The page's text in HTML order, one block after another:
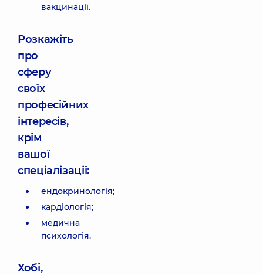
вакцинації.
Розкажіть
про
сферу
своїх
професійних
інтересів,
крім
вашої
спеціалізації:
ендокринологія;
кардіологія;
медична
психологія.
Хобі,